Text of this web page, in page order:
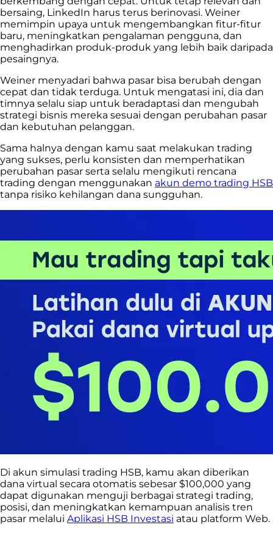
bersaing, LinkedIn harus terus berinovasi. Weiner
memimpin upaya untuk mengembangkan fitur-fitur
baru, meningkatkan pengalaman pengguna, dan
menghadirkan produk-produk yang lebih baik daripada
pesaingnya.
Weiner menyadari bahwa pasar bisa berubah dengan
cepat dan tidak terduga. Untuk mengatasi ini, dia dan
timnya selalu siap untuk beradaptasi dan mengubah
strategi bisnis mereka sesuai dengan perubahan pasar
dan kebutuhan pelanggan.
Sama halnya dengan kamu saat melakukan trading
yang sukses, perlu konsisten dan memperhatikan
perubahan pasar serta selalu mengikuti rencana
trading dengan menggunakan akun demo trading HSB
tanpa risiko kehilangan dana sungguhan.
Di akun simulasi trading HSB, kamu akan diberikan
dana virtual secara otomatis sebesar $100,000 yang
dapat digunakan menguji berbagai strategi trading,
posisi, dan meningkatkan kemampuan analisis tren
pasar melalui Aplikasi HSB Investasi atau platform Web.